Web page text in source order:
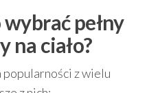
pełny
na ciało?
popularności z wielu